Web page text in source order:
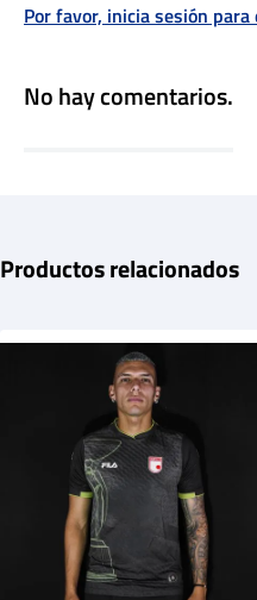
Por favor, inicia sesión
No hay comentarios.
Productos relacionados